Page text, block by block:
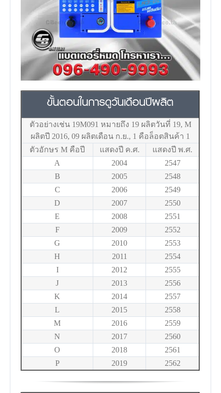
ขั้นตอนในการดูวันเดือนปีผลิต
ตัวอย่างเช่น 19M091 หมายถึง 19 ผลิตวันที่ 19, M
ผลิตปี 2016, 09 ผลิตเดือน ก.ย., 1 คือล็อตสินค้า 1
ตัวอักษร M คือปี
แสดงปี ค.ศ.
แสดงปี พ.ศ.
A
2004
2547
B
2005
2548
C
2006
2549
D
2007
2550
E
2008
2551
F
2009
2552
G
2010
2553
H
2011
2554
I
2012
2555
J
2013
2556
K
2014
2557
L
2015
2558
M
2016
2559
N
2017
2560
O
2018
2561
P
2019 2562